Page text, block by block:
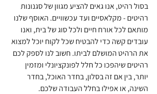
בסול רהיט, אנו גאים להציע מגוון של סגנונות
רהיטים - מקלאסיים ועד עכשוויים. האוסף שלנו
מותאם לכל אורח חיים ולכל סוג של בית, ואנו
עובדים קשה כדי להבטיח שכל לקוח יוכל למצוא
את הרהיט המושלם לביתו. חשוב לנו לספק לכם
רהיטים שיהפכו כל חלל לפונקציונלי ומזמין
יותר, בין אם זה בסלון, בחדר האוכל, בחדר
השינה, או אפילו בחלל העבודה שלכם.